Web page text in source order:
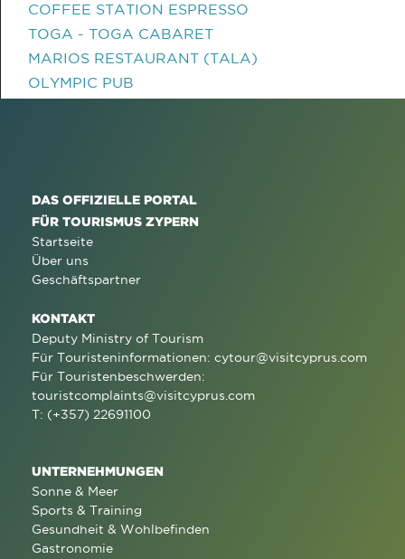
COFFEE STATION ESPRESSO
TOGA - TOGA CABARET
MARIOS RESTAURANT (TALA)
OLYMPIC PUB
DAS OFFIZIELLE PORTAL
FÜR TOURISMUS ZYPERN
Startseite
Über uns
Geschäftspartner
KONTAKT
Deputy Ministry of Tourism
Für Touristeninformationen: cytour@visitcyprus.com
Für Touristenbeschwerden:
touristcomplaints@visitcyprus.com
T: (+357) 22691100
UNTERNEHMUNGEN
Sonne & Meer
Sports & Training
Gesundheit & Wohlbefinden
Gastronomie